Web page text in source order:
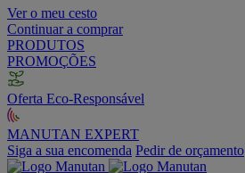
Ver o meu cesto
Continuar a comprar
PRODUTOS
PROMOÇÕES
Oferta Eco-Responsável
MANUTAN EXPERT
Siga a sua encomenda Pedir de orçamento